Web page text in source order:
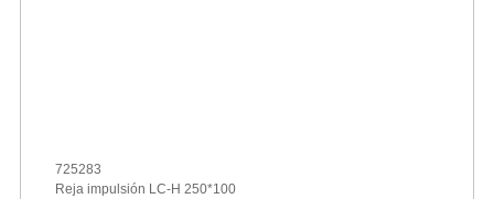
725283
Reja impulsión LC-H 250*100